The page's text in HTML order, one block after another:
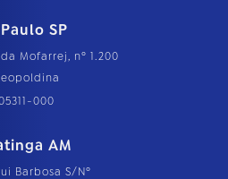
SP
Mofarrej, nº 1.200
000
AM
Barbosa S/Nº